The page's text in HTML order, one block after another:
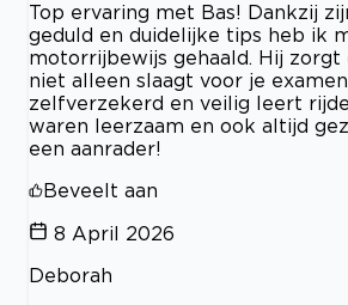
Top ervaring met Bas! Dankzij
geduld en duidelijke tips heb ik
motorrijbewijs gehaald. Hij zorgt
niet alleen slaagt voor je
zelfverzekerd en veilig leert
waren leerzaam en ook altijd
een aanrader!
Beveelt aan
8 April 2026
Deborah